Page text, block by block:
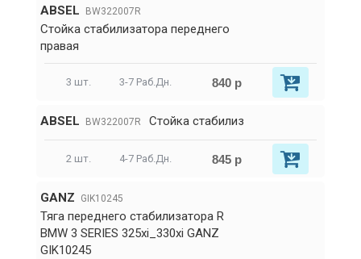
ABSEL BW322007R
Стойка стабилизатора переднего
правая
3 шт. 3-7 Раб.Дн. 840 р
ABSEL BW322007R Стойка стабилиз
2 шт. 4-7 Раб.Дн. 845 р
GANZ GIK10245
Тяга переднего стабилизатора R
BMW 3 SERIES 325xi_330xi GANZ
GIK10245